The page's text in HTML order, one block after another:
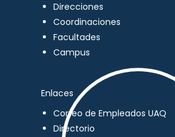
Direcciones
Coordinaciones
Facultades
Campus
Enlaces
Correo de Empleados UAQ
Directorio